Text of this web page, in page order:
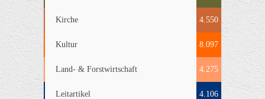
Kirche 4.550
Kultur 8.097
Land- & Forstwirtschaft 4.275
Leitartikel 4.106